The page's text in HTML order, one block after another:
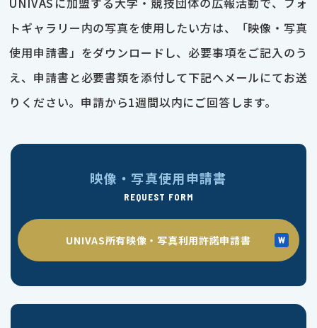
トギャラリー内の写真を使用したい方は、「映像・写真
使用申請書」をダウンロードし、必要事項をご記入のう
え、申請書と必要書類を添付して下記へメールにてお送
りください。申請から1週間以内にご回答します。
映像・写真使用申請書
REQUEST FORM
UNIVAS所有映像・写真利用許諾申請書